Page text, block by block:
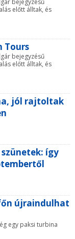
előtt álltak, és
Tours
bejegyzésű
előtt álltak, és
jól rajtoltak
szünetek: így
újraindulhat
egy paksi turbina